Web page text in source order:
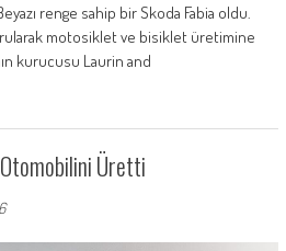
renge sahip bir Skoda Fabia oldu.
motosiklet ve bisiklet üretimine
kurucusu Laurin and
Üretti